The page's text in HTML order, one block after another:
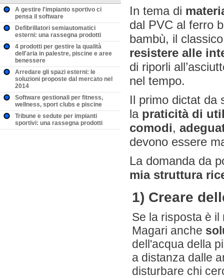
A gestire l'impianto sportivo ci
pensa il software
Defibrillatori semiautomatici
esterni: una rassegna prodotti
4 prodotti per gestire la qualità
dell'aria in palestre, piscine e aree
benessere
Arredare gli spazi esterni: le
soluzioni proposte dal mercato nel
2014
Software gestionali per fitness,
wellness, sport clubs e piscine
Tribune e sedute per impianti
sportivi: una rassegna prodotti
In tema di
dal PVC al ferro
bambù, il
resistere alle
di riporli
nel tempo.
Il primo dictat da
la praticità di
comodi,
devono essere
La domanda da
mia struttura
1) Creare
Se la risposta è il
Magari anche
dell'acqua della
a distanza dalle
disturbare chi